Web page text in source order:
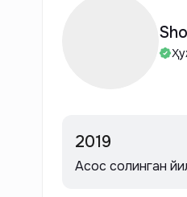
2019
Асос солинган